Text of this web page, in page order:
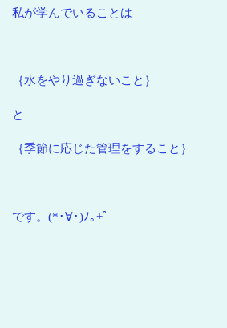
私が学んでいることは
｛水をやり過ぎないこと｝
と
｛季節に応じた管理をすること｝
です。(*･∀･)ﾉ｡+ﾟ